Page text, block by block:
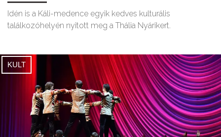
Idén is a Káli-medence egyik kedves kulturális
találkozóhelyén nyitott meg a Thália Nyárikert.
KULT